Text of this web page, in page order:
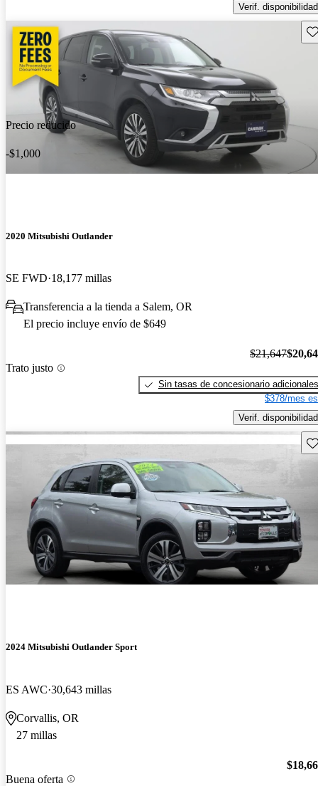
Verif. disponibilidad
Precio reducido
-$1,000
2020 Mitsubishi Outlander
SE FWD 18,177 millas
Transferencia a la tienda a Salem, OR
El precio incluye envío de $649
Trato justo
$21,647
Sin tasas de concesionario adicionales
$378/mes
Verif. disponibilidad
2024 Mitsubishi Outlander Sport
ES AWC 30,643 millas
Corvallis, OR
27 millas
Buena oferta